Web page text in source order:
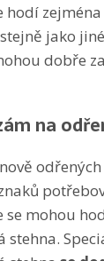
hodí
jako
dobře
na
se mohou
stehna.